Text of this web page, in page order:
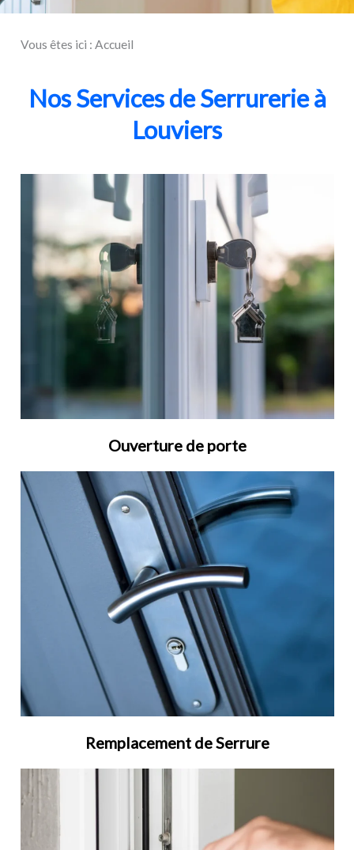
Vous êtes ici : Accueil
Nos Services de Serrurerie à
Louviers
Ouverture de porte
Remplacement de Serrure